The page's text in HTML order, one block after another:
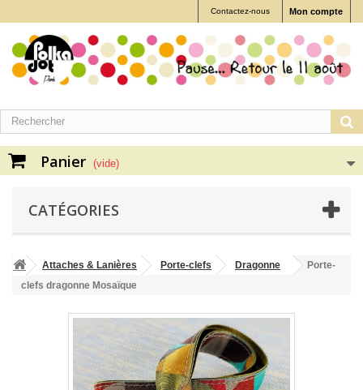
Mon compte
Contactez-nous
Panier (vide)
CATÉGORIES
Attaches & Lanières Porte-clefs Dragonne
Porte-
clefs dragonne Mosaïque